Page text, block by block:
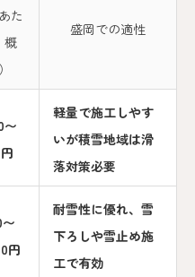
た
概
盛岡での適性
〜
軽量で施工しやす
いが積雪地域は滑
落対策必要
円
耐雪性に優れ、雪
下ろしや雪止め施
工で有効